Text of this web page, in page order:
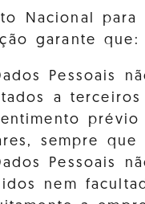
Nacional para
garante que:
Pessoais
a terceiros
prévio
sempre que
Pessoais
nem